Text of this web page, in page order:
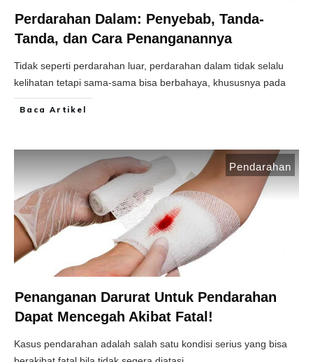
Perdarahan Dalam: Penyebab, Tanda-
Tanda, dan Cara Penanganannya
Tidak seperti perdarahan luar, perdarahan dalam tidak selalu
kelihatan tetapi sama-sama bisa berbahaya, khususnya pada
Baca Artikel
Pendarahan
Penanganan Darurat Untuk Pendarahan
Dapat Mencegah Akibat Fatal!
Kasus pendarahan adalah salah satu kondisi serius yang bisa